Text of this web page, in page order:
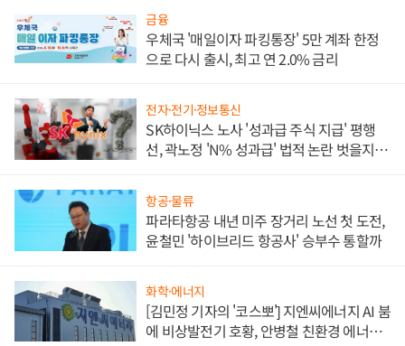
금융
우체국 '매일이자 파킹통장' 5만 계좌 한정
으로 다시 출시, 최고 연 2.0% 금리
전자·전기·정보통신
SK하이닉스 노사 '성과급 주식 지급' 평행
선, 곽노정 'N% 성과급' 법적 논란 벗을지 주
항공·물류
파라타항공 내년 미주 장거리 노선 첫 도전,
윤철민 '하이브리드 항공사' 승부수 통할까
화학·에너지
[김민정 기자의 '코스뽀'] 지엔씨에너지 AI 붐
에 비상발전기 호황, 안병철 친환경 에너지